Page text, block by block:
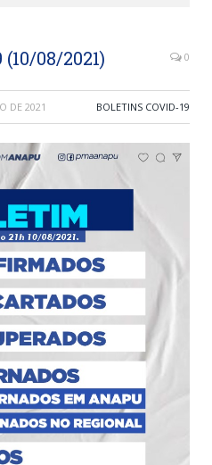
08/2021) 0
DE 2021 BOLETINS COVID-19